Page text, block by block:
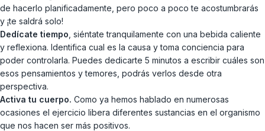
de hacerlo planificadamente, pero poco a poco te acostumbrarás
y ¡te saldrá solo!
Dedícate tiempo , siéntate tranquilamente con una bebida caliente
y reflexiona. Identifica cual es la causa y toma conciencia para
poder controlarla. Puedes dedicarte 5 minutos a escribir cuáles son
esos pensamientos y temores, podrás verlos desde otra
perspectiva.
Activa tu cuerpo. Como ya hemos hablado en numerosas
ocasiones el ejercicio libera diferentes sustancias en el organismo
que nos hacen ser más positivos.